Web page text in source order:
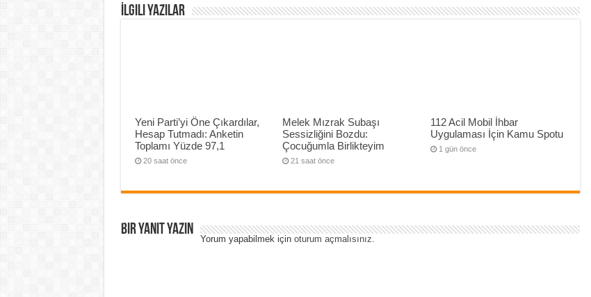
İlgili Yazılar
Yeni Parti’yi Öne Çıkardılar,
Hesap Tutmadı: Anketin
Toplamı Yüzde 97,1
20 saat önce
Melek Mızrak Subaşı
Sessizliğini Bozdu:
Çocuğumla Birlikteyim
21 saat önce
112 Acil Mobil İhbar
Uygulaması İçin Kamu Spotu
1 gün önce
Bir yanıt yazın
Yorum yapabilmek için oturum açmalısınız.